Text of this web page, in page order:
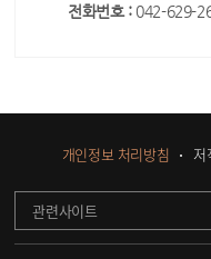
전화번호 : 042-629-
개인정보 처리방침 저
관련사이트